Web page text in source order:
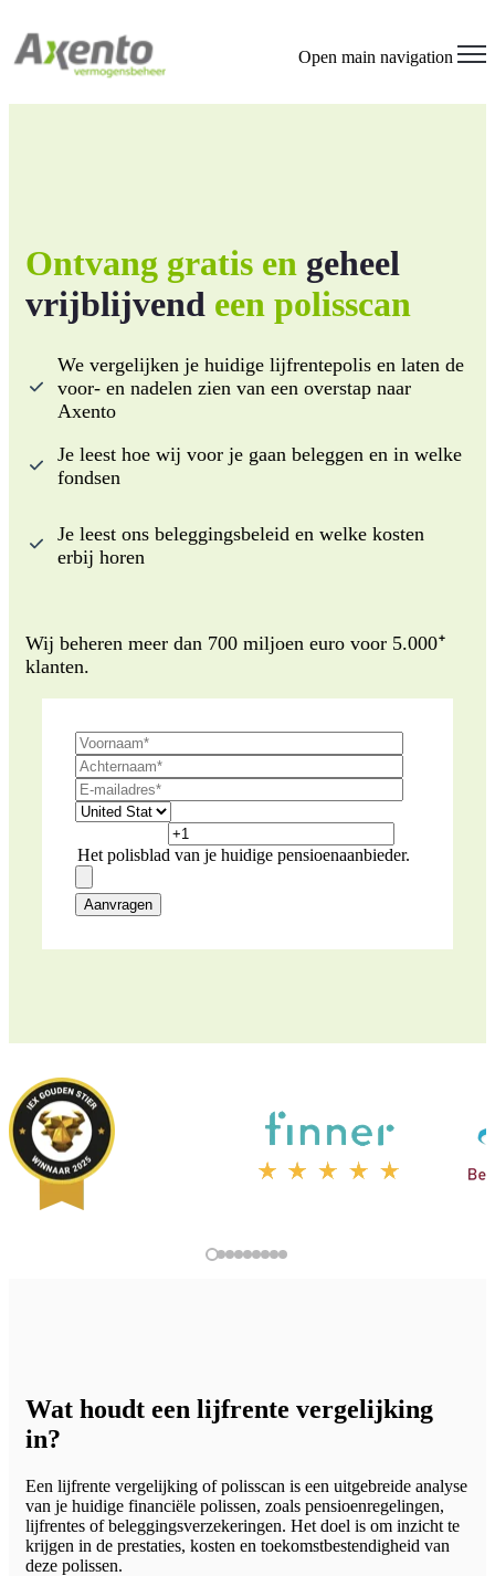
Open main navigation
Ontvang gratis en geheel
vrijblijvend een polisscan
We vergelijken je huidige lijfrentepolis en laten de
voor- en nadelen zien van een overstap naar
Axento
Je leest hoe wij voor je gaan beleggen en in welke
fondsen
Je leest ons beleggingsbeleid en welke kosten
erbij horen
Wij beheren meer dan 700 miljoen euro voor 5.000ᐩ
klanten.
Het polisblad van je huidige pensioenaanbieder.
Wat houdt een lijfrente vergelijking
in?
Een lijfrente vergelijking of polisscan is een uitgebreide analyse
van je huidige financiële polissen, zoals pensioenregelingen,
lijfrentes of beleggingsverzekeringen. Het doel is om inzicht te
krijgen in de prestaties, kosten en toekomstbestendigheid van
deze polissen.